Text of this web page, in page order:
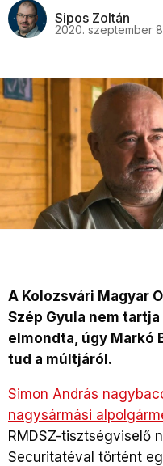
Sipos Zoltán
2020. szeptember
A Kolozsvári Magyar
Szép Gyula nem
elmondta, úgy Markó
tud a múltjáról.
Simon András
nagysármási
RMDSZ-tisztségviselő
Securitatéval történt